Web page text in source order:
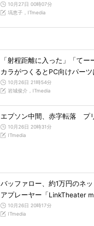
10月27日 00時07分
塙恵子，ITmedia
「射程距離に入った」「て
カラがつくるとPC向けパー
10月26日 21時54分
岩城俊介，ITmedia
エプソン中間、赤字転落 プ
10月26日 20時31分
ITmedia
バッファロー、約1万円のネ
アプレーヤー「LinkTheater
10月26日 20時17分
ITmedia